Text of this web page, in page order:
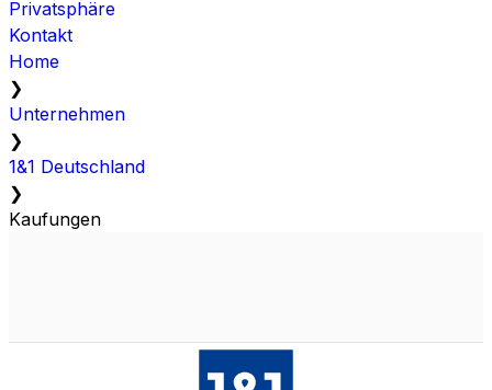
Privatsphäre
Kontakt
Home
❯
Unternehmen
❯
1&1 Deutschland
❯
Kaufungen